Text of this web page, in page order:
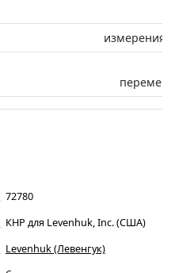
измерения,
72780
КНР для Levenhuk, Inc. (США)
Levenhuk (Левенгук)